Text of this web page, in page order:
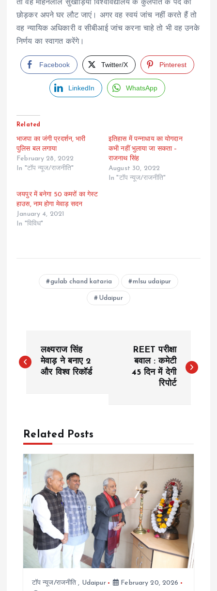
तो वह मोहनलाल सुखाड़िया विश्वविद्यालय के कुलपति के पद को
छोड़कर अपने घर लौट जाएं। अगर वह स्वयं जांच नहीं करते हैं तो
वह न्यायिक अधिकारी व सीबीआई जांच करना चाहे तो भी वह उनके
निर्णय का स्वागत करेंगे।
Facebook Twitter/X Pinterest
LinkedIn WhatsApp
Related
भाजपा का जंगी प्रदर्शन, भारी
पुलिस बल लगाया
February 28, 2022
In "टॉप न्यूज/राजनीति"
इतिहास में पन्नाधाय का योगदान
कभी नहीं भुलाया जा सकता –
राजनाथ सिंह
August 30, 2022
In "टॉप न्यूज/राजनीति"
जयपुर में बनेगा 50 कमरों का गेस्ट
हाउस, नाम होगा मेवाड़ सदन
January 4, 2021
In "विविध"
gulab chand kataria mlsu udaipur
Udaipur
o
n
a
v
g
a
लक्ष्यराज सिंह
मेवाड़ ने बनाए 2
और विश्व रिकॉर्ड
REET परीक्षा
बवाल : कमेटी
45 दिन में देगी
रिपोर्ट
Related Posts
टॉप न्यूज/राजनीति , Udaipur
February 20, 2026